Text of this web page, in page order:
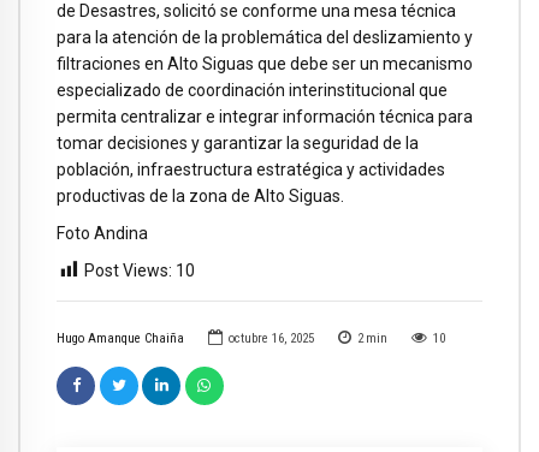
Hugo Amanque Chaiña octubre 16, 2025 2 min 10
de Desastres, solicitó se conforme una mesa técnica
para la atención de la problemática del deslizamiento y
filtraciones en Alto Siguas que debe ser un mecanismo
especializado de coordinación interinstitucional que
permita centralizar e integrar información técnica para
tomar decisiones y garantizar la seguridad de la
población, infraestructura estratégica y actividades
productivas de la zona de Alto Siguas.
Foto Andina
Post Views: 10